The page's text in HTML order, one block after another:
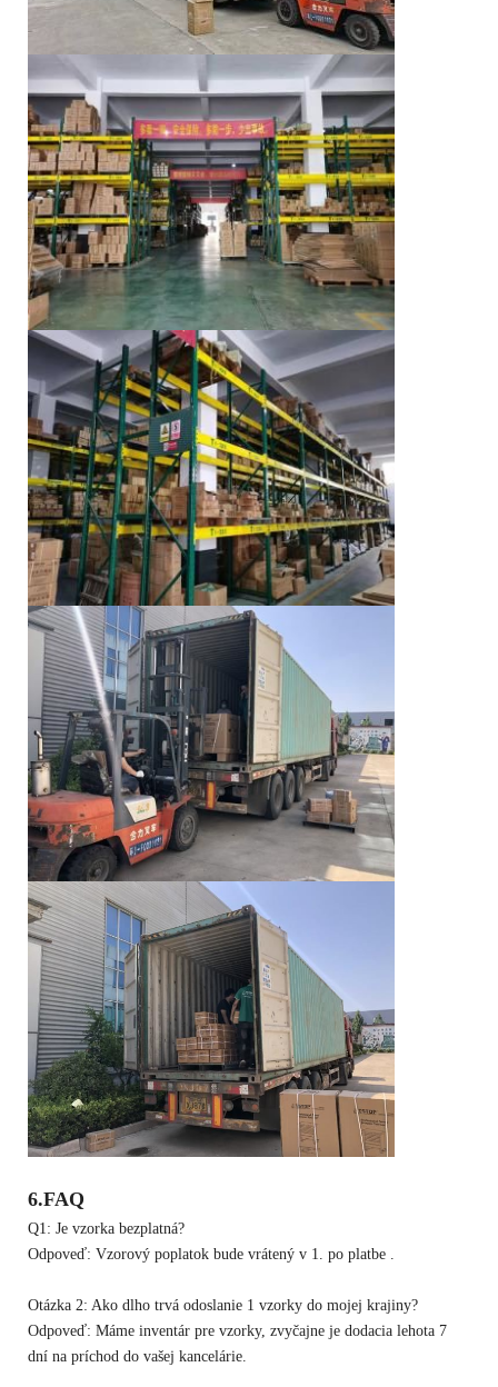
6.FAQ
Q1: Je vzorka bezplatná?
Odpoveď: Vzorový poplatok bude vrátený v 1. po platbe .
Otázka 2: Ako dlho trvá odoslanie 1 vzorky do mojej krajiny?
Odpoveď: Máme inventár pre vzorky, zvyčajne je dodacia lehota 7
dní na príchod do vašej kancelárie.